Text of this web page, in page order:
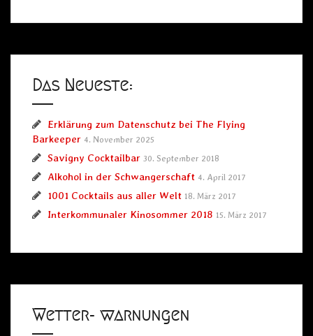
Das Neueste:
Erklärung zum Datenschutz bei The Flying
Barkeeper 4. November 2025
Savigny Cocktailbar 30. September 2018
Alkohol in der Schwangerschaft 4. April 2017
1001 Cocktails aus aller Welt 18. März 2017
Interkommunaler Kinosommer 2018 15. März 2017
Wetter- warnungen